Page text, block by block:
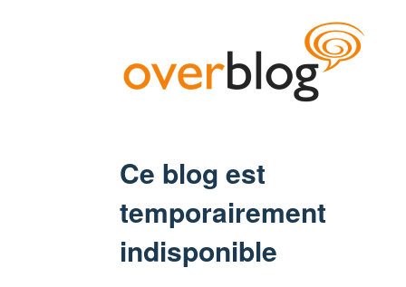
Ce blog est
temporairement
indisponible